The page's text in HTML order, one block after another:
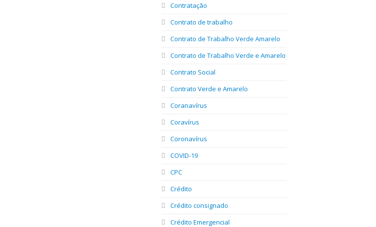
Contratação
Contrato de trabalho
Contrato de Trabalho Verde Amarelo
Contrato de Trabalho Verde e Amarelo
Contrato Social
Contrato Verde e Amarelo
Coranavírus
Coravírus
Coronavírus
COVID-19
CPC
Crédito
Crédito consignado
Crédito Emergencial